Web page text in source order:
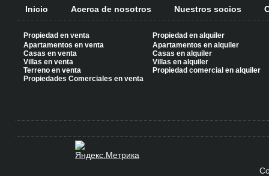
Inicio Acerca de nosotros Nuestros socios
Propiedad en venta
Apartamentos en venta
Casas en venta
Villas en venta
Terreno en venta
Propiedades Comerciales en venta
Propiedad en alquiler
Apartamentos en alquiler
Casas en alquiler
Villas en alquiler
Propiedad comercial en alquiler